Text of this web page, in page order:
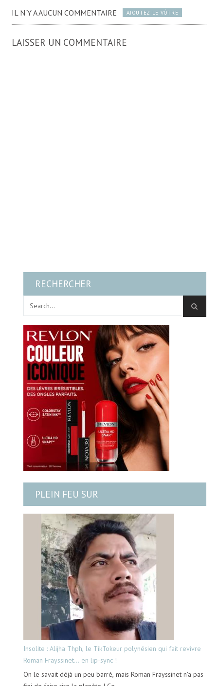
IL N'Y A AUCUN COMMENTAIRE AJOUTEZ LE VÔTRE
LAISSER UN COMMENTAIRE
RECHERCHER
PLEIN FEU SUR
Insolite : Alijha Thph, le TikTokeur polynésien qui fait revivre
Roman Frayssinet… en lip-sync !
On le savait déjà un peu barré, mais Roman Frayssinet n’a pas